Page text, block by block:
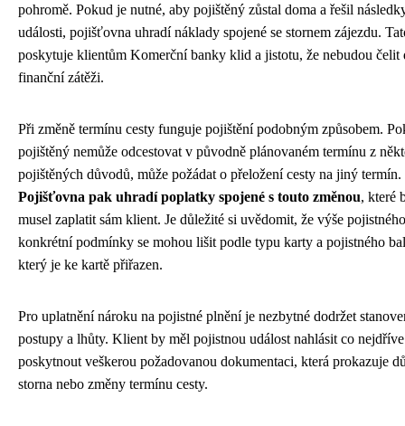
pohromě. Pokud je nutné, aby pojištěný zůstal doma a řešil
události, pojišťovna uhradí náklady spojené se stornem zájezdu.
poskytuje klientům Komerční banky klid a jistotu, že nebudou čelit
finanční zátěži.
Při změně termínu cesty funguje pojištění podobným způsobem.
pojištěný nemůže odcestovat v původně plánovaném termínu z
pojištěných důvodů, může požádat o přeložení cesty na jiný termín.
Pojišťovna pak uhradí poplatky spojené s touto změnou, které
musel zaplatit sám klient. Je důležité si uvědomit, že výše
konkrétní podmínky se mohou lišit podle typu karty a pojistného
který je ke kartě přiřazen.
Pro uplatnění nároku na pojistné plnění je nezbytné dodržet
postupy a lhůty. Klient by měl pojistnou událost nahlásit co
poskytnout veškerou požadovanou dokumentaci, která prokazuje
storna nebo změny termínu cesty.